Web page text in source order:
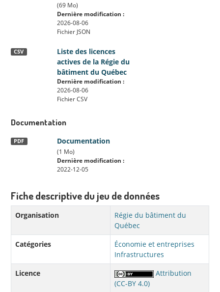
(69 Mo)
Dernière modification :
2026-08-06
Fichier JSON
Liste des licences
actives de la Régie du
bâtiment du Québec
CSV
Dernière modification :
2026-08-06
Fichier CSV
Documentation
Documentation
PDF
(1 Mo)
Dernière modification :
2022-12-05
Fiche descriptive du jeu de données
Organisation
Régie du bâtiment du
Québec
Catégories
Économie et entreprises
Infrastructures
Licence
Attribution
(CC-BY 4.0)